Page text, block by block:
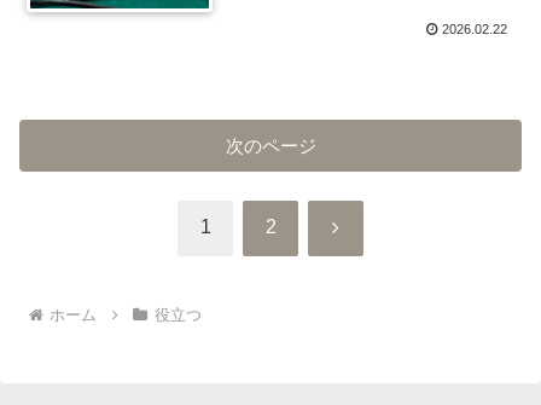
2026.02.22
次のページ
1 2 次
ホーム 役立つ